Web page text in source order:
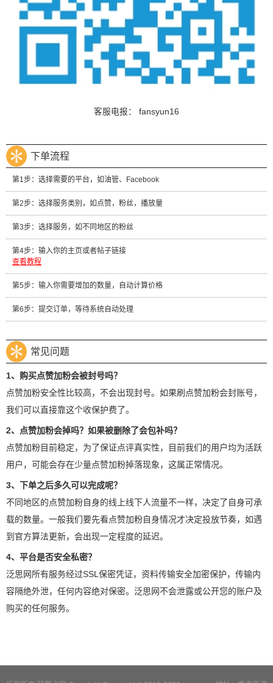
客服电报： fansyun16
下单流程
第1步：选择需要的平台，如油管、Facebook
第2步：选择服务类别，如点赞，粉丝，播放量
第3步：选择服务，如不同地区的粉丝
第4步：输入你的主页或者帖子链接
查看教程
第5步：输入你需要增加的数量，自动计算价格
第6步：提交订单，等待系统自动处理
常见问题
1、购买点赞加粉会被封号吗？
点赞加粉安全性比较高，不会出现封号。如果刷点赞加粉会封账号，
我们可以直接靠这个收保护费了。
2、点赞加粉会掉吗？如果被删除了会包补吗？
点赞加粉目前稳定，为了保证点评真实性，目前我们的用户均为活跃
用户，可能会存在少量点赞加粉掉落现象，这属正常情况。
3、下单之后多久可以完成呢？
不同地区的点赞加粉自身的线上线下人流量不一样，决定了自身可承
载的数量。一般我们要先看点赞加粉自身情况才决定投放节奏，如遇
到官方算法更新，会出现一定程度的延迟。
4、平台是否安全私密？
泛思网所有服务经过SSL保密凭证，资料传输安全加密保护，传输内
容隔绝外泄，任何内容绝对保密。泛思网不会泄露或公开您的账户及
购买的任何服务。